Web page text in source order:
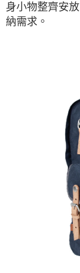
身小物整齊安
納需求。